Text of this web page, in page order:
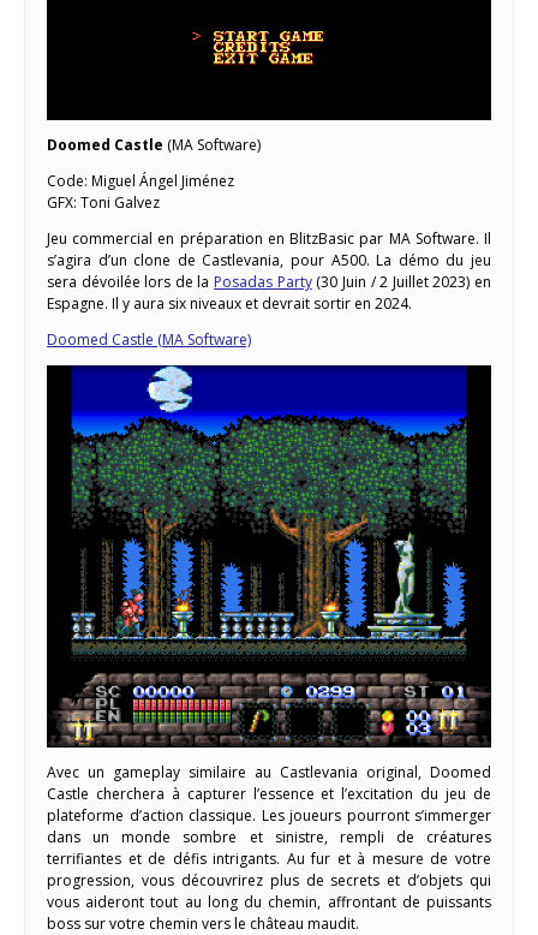
Doomed Castle (MA Software)
Code: Miguel Ángel Jiménez
GFX: Toni Galvez
Jeu commercial en préparation en BlitzBasic par MA Software. Il
s’agira d’un clone de Castlevania, pour A500. La démo du jeu
sera dévoilée lors de la Posadas Party(30 Juin / 2 Juillet 2023) en
Espagne. Il y aura six niveaux et devrait sortir en 2024.
Doomed Castle (MA Software)
Avec un gameplay similaire au Castlevania original, Doomed
Castle cherchera à capturer l’essence et l’excitation du jeu de
plateforme d’action classique. Les joueurs pourront s’immerger
dans un monde sombre et sinistre, rempli de créatures
terrifiantes et de défis intrigants. Au fur et à mesure de votre
progression, vous découvrirez plus de secrets et d’objets qui
vous aideront tout au long du chemin, affrontant de puissants
boss sur votre chemin vers le château maudit.